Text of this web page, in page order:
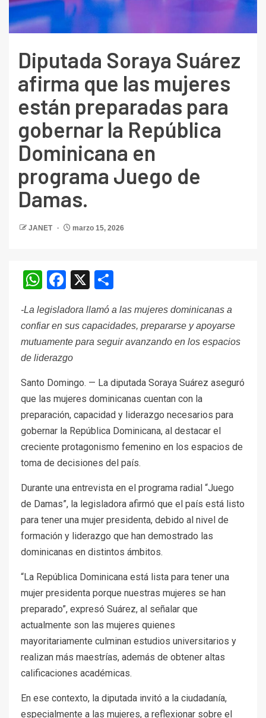
Diputada Soraya Suárez
afirma que las mujeres
están preparadas para
gobernar la República
Dominicana en
programa Juego de
Damas.
JANET marzo 15, 2026
WhatsApp
Facebook
X
-La legisladora llamó a las mujeres dominicanas a
confiar en sus capacidades, prepararse y apoyarse
mutuamente para seguir avanzando en los espacios
de liderazgo
Santo Domingo. — La diputada Soraya Suárez aseguró
que las mujeres dominicanas cuentan con la
preparación, capacidad y liderazgo necesarios para
gobernar la República Dominicana, al destacar el
creciente protagonismo femenino en los espacios de
toma de decisiones del país.
Durante una entrevista en el programa radial “Juego
de Damas”, la legisladora afirmó que el país está listo
para tener una mujer presidenta, debido al nivel de
formación y liderazgo que han demostrado las
dominicanas en distintos ámbitos.
“La República Dominicana está lista para tener una
mujer presidenta porque nuestras mujeres se han
preparado”, expresó Suárez, al señalar que
actualmente son las mujeres quienes
mayoritariamente culminan estudios universitarios y
realizan más maestrías, además de obtener altas
calificaciones académicas.
En ese contexto, la diputada invitó a la ciudadanía,
especialmente a las mujeres, a reflexionar sobre el